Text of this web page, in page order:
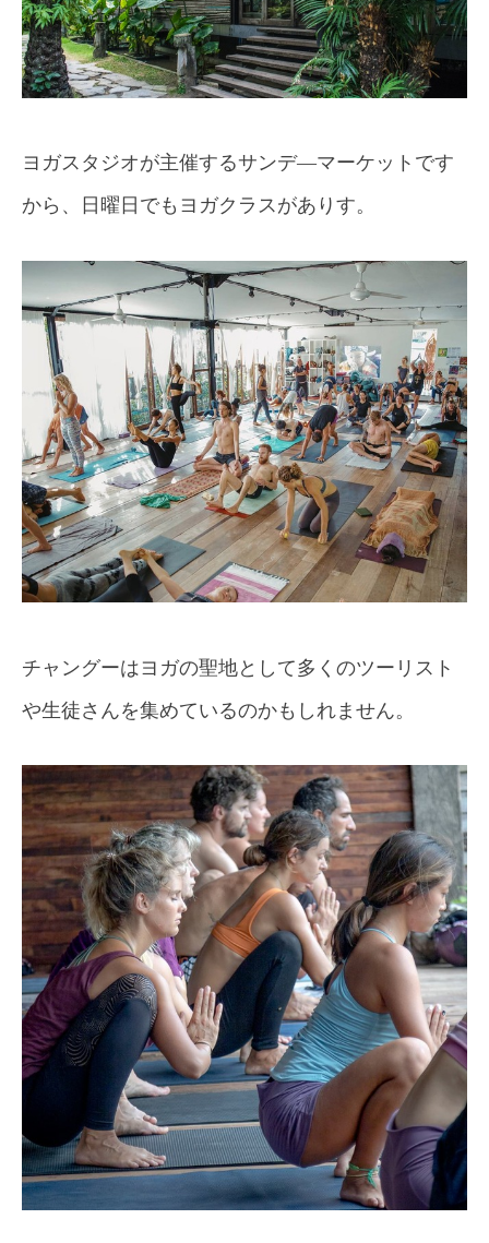
ヨガスタジオが主催するサンデ―マーケットです
から、日曜日でもヨガクラスがありす。
チャングーはヨガの聖地として多くのツーリスト
や生徒さんを集めているのかもしれません。